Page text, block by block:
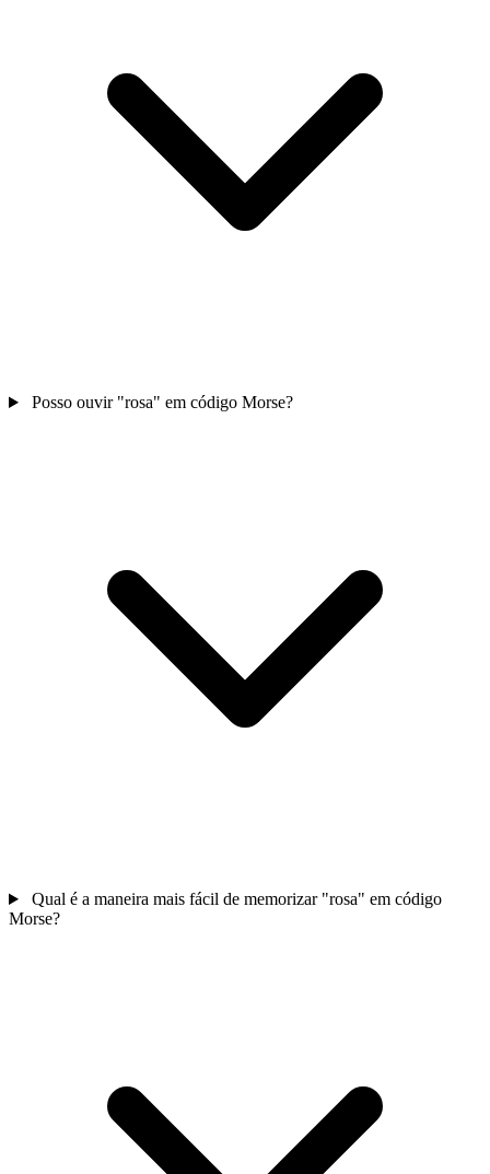
Posso ouvir "rosa" em código Morse?
Qual é a maneira mais fácil de memorizar "rosa" em código
Morse?